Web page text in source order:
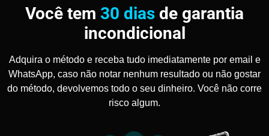
Você tem 30 dias de garantia
incondicional
Adquira o método e receba tudo imediatamente por email e
WhatsApp, caso não notar nenhum resultado ou não gostar
do método, devolvemos todo o seu dinheiro. Você não corre
risco algum.